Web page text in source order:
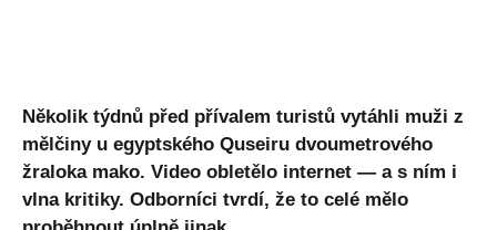
Několik týdnů před přívalem turistů vytáhli muži z
mělčiny u egyptského Quseiru dvoumetrového
žraloka mako. Video obletělo internet — a s ním i
vlna kritiky. Odborníci tvrdí, že to celé mělo